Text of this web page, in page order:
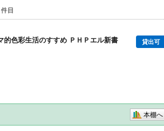
目
的色彩生活のすすめ ＰＨＰエル新書 貸出可
本棚へ